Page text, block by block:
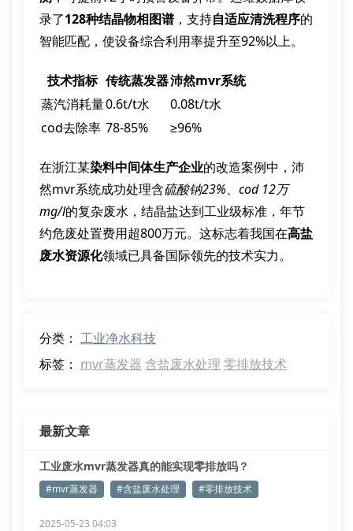
录了128种结晶物相图谱，支持自适应清洗程序的
智能匹配，使设备综合利用率提升至92%以上。
技术指标 传统蒸发器沛然mvr系统
蒸汽消耗量0.6t/t水
0.08t/t水
cod去除率 78-85% ≥96%
在浙江某染料中间体生产企业的改造案例中，沛
然mvr系统成功处理含硫酸钠23%、cod 12万
mg/l的复杂废水，结晶盐达到工业级标准，年节
约危废处置费用超800万元。这标志着我国在高盐
废水资源化领域已具备国际领先的技术实力。
分类： 工业净水科技
标签： mvr蒸发器 含盐废水处理 零排放技术
最新文章
工业废水mvr蒸发器真的能实现零排放吗？
#mvr蒸发器 #含盐废水处理 #零排放技术
2025-05-23 04:03